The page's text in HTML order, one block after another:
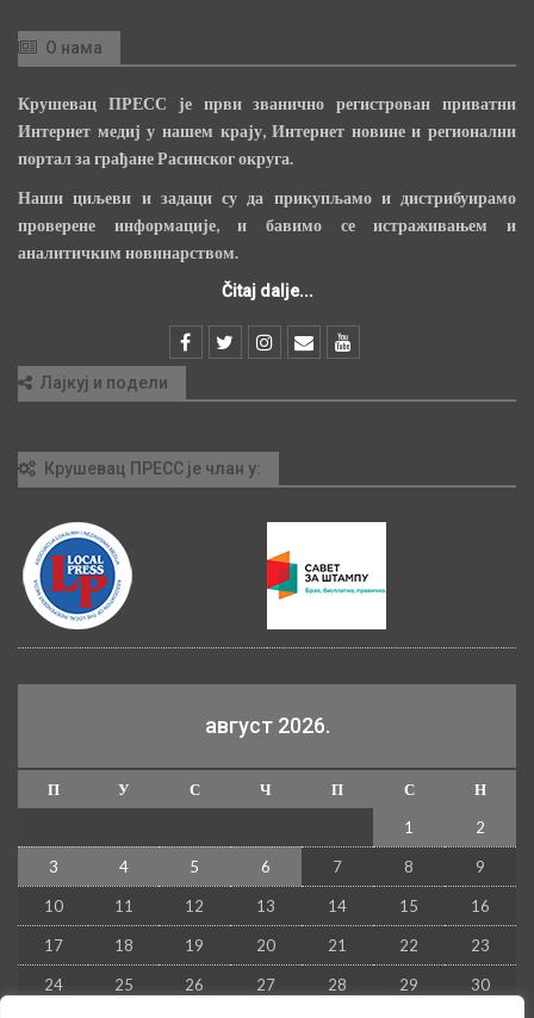
О нама
Крушевац ПРЕСС је први званично регистрован приватни
Интернет медиј у нашем крају, Интернет новине и регионални
портал за грађане Расинског округа.
Наши циљеви и задаци су да прикупљамо и дистрибуирамо
проверене информације, и бавимо се истраживањем и
аналитичким новинарством.
Čitaj dalje...
Лајкуј и подели
Крушевац ПРЕСС је члан у:
август 2026.
П У С Ч П С
Н
1
2
3 4 5 6 7 8 9
10 11 12 13 14 15 16
17 18 19 20 21 22 23
24 25 26 27 28 29 30